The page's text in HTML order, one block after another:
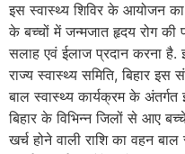
इस स्वास्थ्य शिविर के आयोजन
के बच्चों में जन्मजात हृदय रोग की
सलाह एवं ईलाज प्रदान करना है.
राज्य स्वास्थ्य समिति, बिहार इस
बाल स्वास्थ्य कार्यक्रम के अंतर्गत
बिहार के विभिन्न जिलों से आए
खर्च होने वाली राशि का वहन